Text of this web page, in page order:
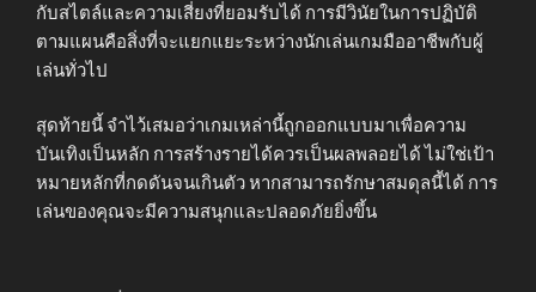
กับสไตล์และความเสี่ยงที่ยอมรับได้ การมีวินัยในการปฏิบัติ
ตามแผนคือสิ่งที่จะแยกแยะระหว่างนักเล่นเกมมืออาชีพกับผู้
เล่นทั่วไป
สุดท้ายนี้ จำไว้เสมอว่าเกมเหล่านี้ถูกออกแบบมาเพื่อความ
บันเทิงเป็นหลัก การสร้างรายได้ควรเป็นผลพลอยได้ ไม่ใช่เป้า
หมายหลักที่กดดันจนเกินตัว หากสามารถรักษาสมดุลนี้ได้ การ
เล่นของคุณจะมีความสนุกและปลอดภัยยิ่งขึ้น